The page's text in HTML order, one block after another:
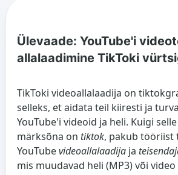
Ülevaade: YouTube'i
allalaadimine TikToki
TikToki videoallalaadija on
selleks, et aidata teil kiiresti ja
YouTube'i videoid ja heli. Kuigi
märksõna on tiktok, pakub tööriist
YouTubevideoallalaadija ja
mis muudavad heli (MP3) või video